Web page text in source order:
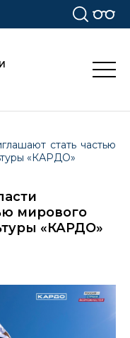
стать частью
«КАРДО»
мирового
«КАРДО»